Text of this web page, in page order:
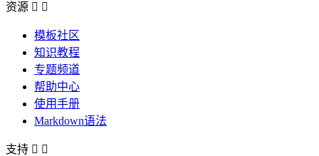
资源  
模板社区
知识教程
专题频道
帮助中心
使用手册
Markdown语法
支持  